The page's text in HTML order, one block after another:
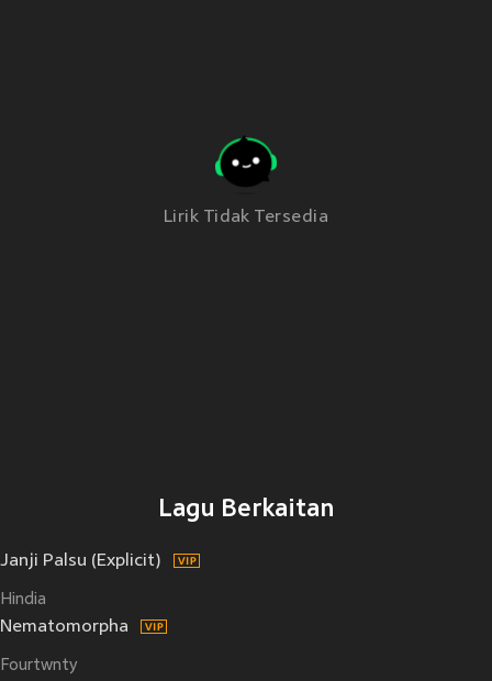
Lirik Tidak Tersedia
Lagu Berkaitan
Janji Palsu (Explicit)
Hindia
Nematomorpha
Fourtwnty